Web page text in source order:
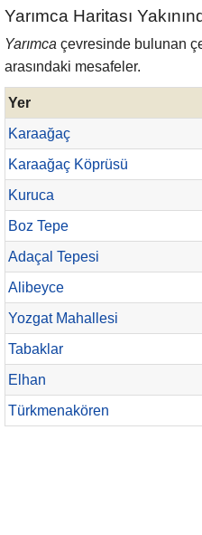
Yarımca Haritası
Yarımca çevresinde bulunan
arasındaki mesafeler.
Yer
Karaağaç
Karaağaç Köprüsü
Kuruca
Boz Tepe
Adaçal Tepesi
Alibeyce
Yozgat Mahallesi
Tabaklar
Elhan
Türkmenakören